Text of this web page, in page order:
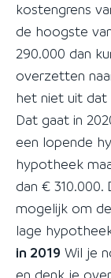
kostengrens
de hoogste
290.000 dan
overzetten
het niet uit dat
Dat gaat in
een lopende
hypotheek
dan €
mogelijk om
lage
in 2019 Wil je
en denk je